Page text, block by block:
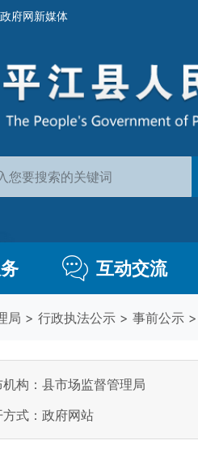
府网新媒体
互动交流
局 > 行政执法公示 > 事前公示 >
机构：县市场监督管理局
方式：政府网站